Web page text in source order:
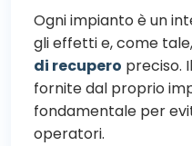
Ogni impianto è un
gli effetti e, come
di recupero preciso.
fornite dal proprio
fondamentale per
operatori.